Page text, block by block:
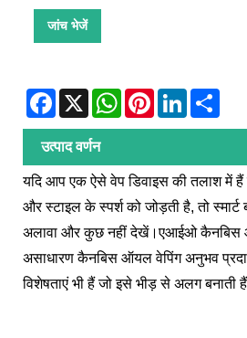
जांच भेजें
Facebook
X WhatsAppPinterestLinkedIn
उत्पाद वर्णन
यदि आप एक ऐसे वेप डिवाइस की तलाश में हैं
और स्टाइल के स्पर्श को जोड़ती है, तो
अलावा और कुछ नहीं देखें।एआईओ कैनबिस
असाधारण कैनबिस ऑयल वेपिंग अनुभव
विशेषताएं भी हैं जो इसे भीड़ से अलग बनाती